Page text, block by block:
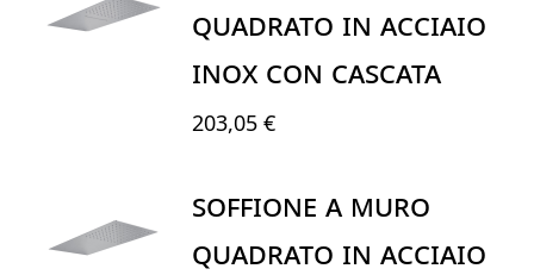
QUADRATO IN ACCIAIO
INOX CON CASCATA
203,05 €
SOFFIONE A MURO
QUADRATO IN ACCIAIO